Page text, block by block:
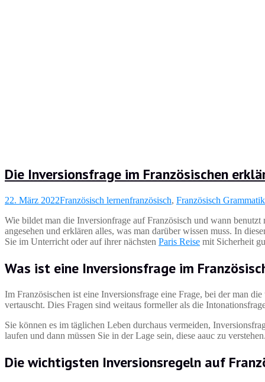
Die Inversionsfrage im Französischen
22. März 2022Französisch lernenfranzösisch, Französisch Grammatik
Wie bildet man die Inversionfrage auf Französisch und wann
angesehen und erklären alles, was man darüber wissen muss. In
Sie im Unterricht oder auf ihrer nächsten Paris Reise mit Sicherheit
Was ist eine Inversionsfrage im
Im Französischen ist eine Inversionsfrage eine Frage, bei der man
vertauscht. Dies Fragen sind weitaus formeller als die
Sie können es im täglichen Leben durchaus vermeiden,
laufen und dann müssen Sie in der Lage sein, diese aauc zu
Die wichtigsten Inversionsregeln auf